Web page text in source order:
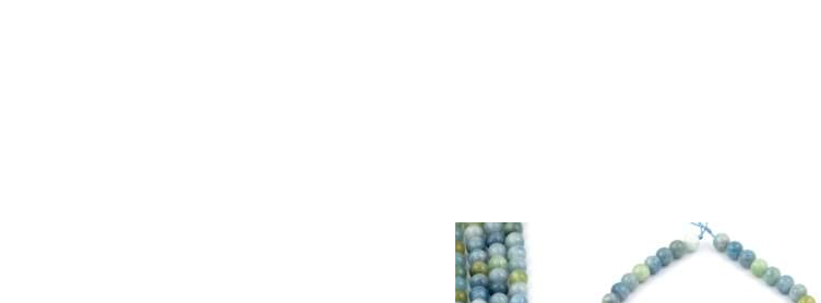
Aigue-marine boules 10mm fil
de perles